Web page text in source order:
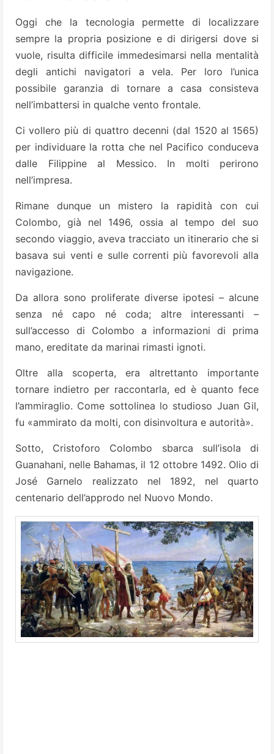
Oggi che la tecnologia permette di localizzare
sempre la propria posizione e di dirigersi dove si
vuole, risulta difficile immedesimarsi nella mentalità
degli antichi navigatori a vela. Per loro l’unica
possibile garanzia di tornare a casa consisteva
nell’imbattersi in qualche vento frontale.
Ci vollero più di quattro decenni (dal 1520 al 1565)
per individuare la rotta che nel Pacifico conduceva
dalle Filippine al Messico. In molti perirono
nell’impresa.
Rimane dunque un mistero la rapidità con cui
Colombo, già nel 1496, ossia al tempo del suo
secondo viaggio, aveva tracciato un itinerario che si
basava sui venti e sulle correnti più favorevoli alla
navigazione.
Da allora sono proliferate diverse ipotesi – alcune
senza né capo né coda; altre interessanti –
sull’accesso di Colombo a informazioni di prima
mano, ereditate da marinai rimasti ignoti.
Oltre alla scoperta, era altrettanto importante
tornare indietro per raccontarla, ed è quanto fece
l’ammiraglio. Come sottolinea lo studioso Juan Gil,
fu «ammirato da molti, con disinvoltura e autorità».
Sotto, Cristoforo Colombo sbarca sull’isola di
Guanahani, nelle Bahamas, il 12 ottobre 1492. Olio di
José Garnelo realizzato nel 1892, nel quarto
centenario dell’approdo nel Nuovo Mondo.